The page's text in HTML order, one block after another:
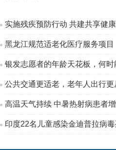
实施残疾预防行动 共建共享健
黑龙江规范适老化医疗服务项目
银发志愿者的年龄天花板，何时
公共交通更适老，老年人出行更
高温天气持续 中暑热射病患者
印度22名儿童感染金迪普拉病